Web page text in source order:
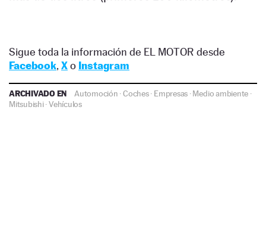
Sigue toda la información de EL MOTOR desde
Facebook, Xo Instagram
ARCHIVADO EN Automoción ·Coches· Empresas ·Medio ambiente ·
Mitsubishi·Vehículos